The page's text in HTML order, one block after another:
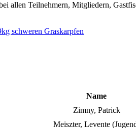
allen Teilnehmern, Mitgliedern,
Name
Zimny, Patrick
Meiszter, Levente